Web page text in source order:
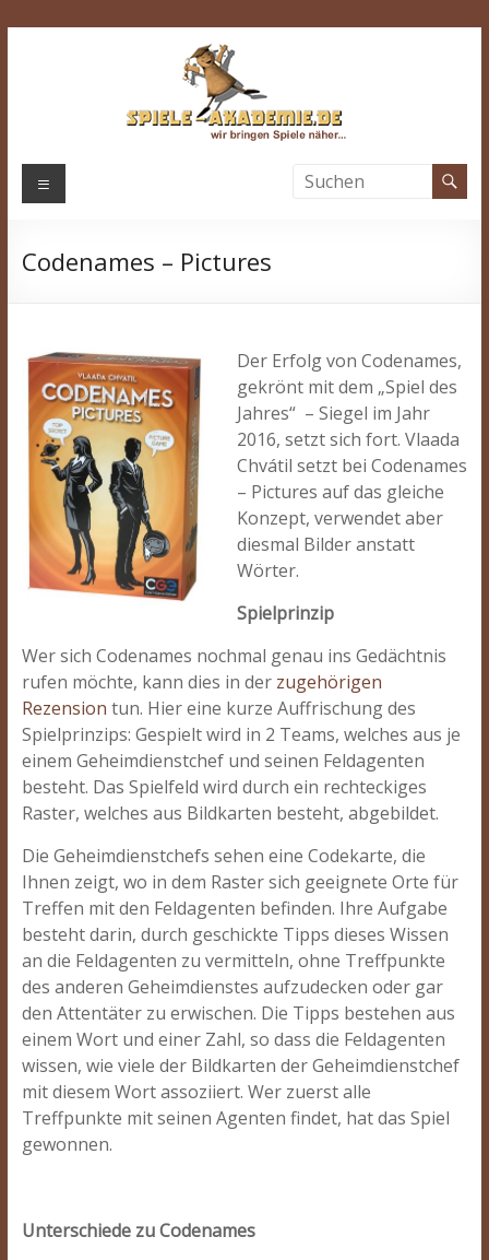
Spiele-
Wir
Menü
Codenames – Pictures
Der Erfolg von Codenames,
gekrönt mit dem „Spiel des
Jahres“ – Siegel im Jahr
2016, setzt sich fort. Vlaada
Chvátil setzt bei Codenames
– Pictures auf das gleiche
Konzept, verwendet aber
diesmal Bilder anstatt
Wörter.
Spielprinzip
Wer sich Codenames nochmal genau ins Gedächtnis
rufen möchte, kann dies in der zugehörigen
Rezension tun. Hier eine kurze Auffrischung des
Spielprinzips: Gespielt wird in 2 Teams, welches aus je
einem Geheimdienstchef und seinen Feldagenten
besteht. Das Spielfeld wird durch ein rechteckiges
Raster, welches aus Bildkarten besteht, abgebildet.
Die Geheimdienstchefs sehen eine Codekarte, die
Ihnen zeigt, wo in dem Raster sich geeignete Orte für
Treffen mit den Feldagenten befinden. Ihre Aufgabe
besteht darin, durch geschickte Tipps dieses Wissen
an die Feldagenten zu vermitteln, ohne Treffpunkte
des anderen Geheimdienstes aufzudecken oder gar
den Attentäter zu erwischen. Die Tipps bestehen aus
einem Wort und einer Zahl, so dass die Feldagenten
wissen, wie viele der Bildkarten der Geheimdienstchef
mit diesem Wort assoziiert. Wer zuerst alle
Treffpunkte mit seinen Agenten findet, hat das Spiel
gewonnen.
Unterschiede zu Codenames